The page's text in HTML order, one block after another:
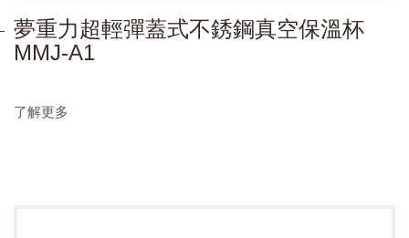
夢重力超輕彈蓋式不銹鋼真空保溫杯
MMJ-A1
了解更多